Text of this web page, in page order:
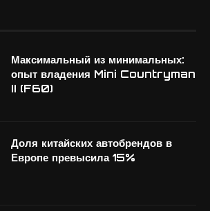
Максимальный из минимальных:
опыт владения Mini Countryman
II (F60)
Доля китайских автобрендов в
Европе превысила 15%